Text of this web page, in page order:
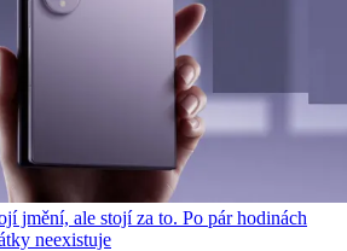
jmění, ale stojí za to. Po pár hodinách
neexistuje